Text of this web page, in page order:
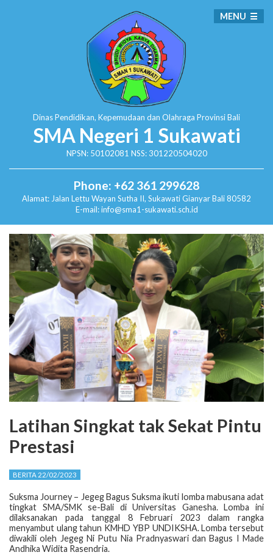
Dinas Pendidikan, Kepemudaan dan Olahraga Provinsi Bali
SMA Negeri 1 Sukawati
NPSN: 50102081 NSS: 301220504020
Phone: +62 361 299628
Alamat: Jalan Lettu Wayan Sutha II, SukawatiGianyar Bali 80582
E-mail: info@sma1-sukawati.sch.id
MENU
Latihan Singkat tak Sekat Pintu
Prestasi
BERITA 22/02/2023
Suksma Journey – Jegeg Bagus Suksma ikuti lomba mabusana adat
tingkat SMA/SMK se-Bali di Universitas Ganesha. Lomba ini
dilaksanakan pada tanggal 8 Februari 2023 dalam rangka
menyambut ulang tahun KMHD YBP UNDIKSHA. Lomba tersebut
diwakili oleh Jegeg Ni Putu Nia Pradnyaswari dan Bagus I Made
Andhika Widita Rasendria.